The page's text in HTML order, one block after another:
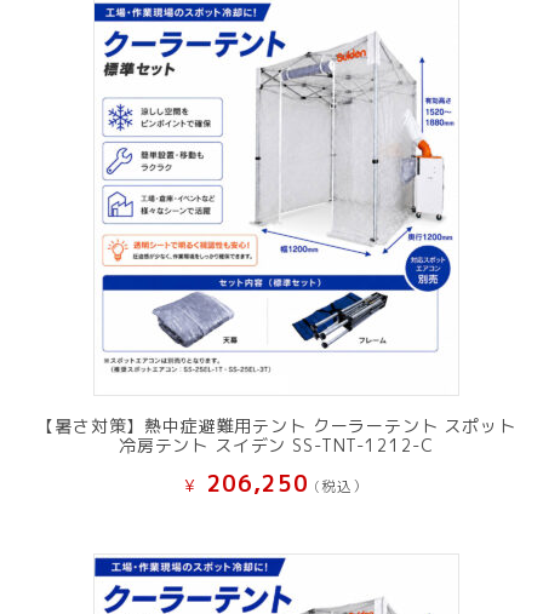
【暑さ対策】熱中症避難用テント クーラーテント スポット
冷房テント スイデン SS-TNT-1212-C
¥ 206,250 (税込）